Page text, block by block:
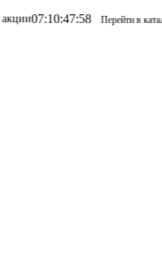
:47:58 Перейти в каталог SALE